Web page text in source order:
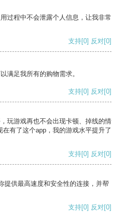
过程中不会泄露个人信息，让我非常
支持[0] 反对[0]
满足我所有的购物需求。
支持[0] 反对[0]
玩游戏再也不会出现卡顿、掉线的情
有了这个app，我的游戏水平提升了
支持[0] 反对[0]
提供最高速度和安全性的连接，并帮
支持[0] 反对[0]